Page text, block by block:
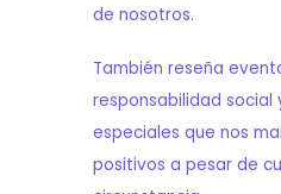
de nosotros.
También reseña
responsabilidad social
especiales que nos
positivos a pesar de